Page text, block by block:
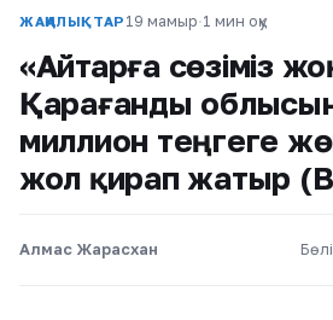
ЖАҢАЛЫҚТАР 19 мамыр·1 мин оқу
«Айтарға сөзіміз
Қарағанды
миллион теңгеге
жол қирап жатыр
Алмас Жарасхан